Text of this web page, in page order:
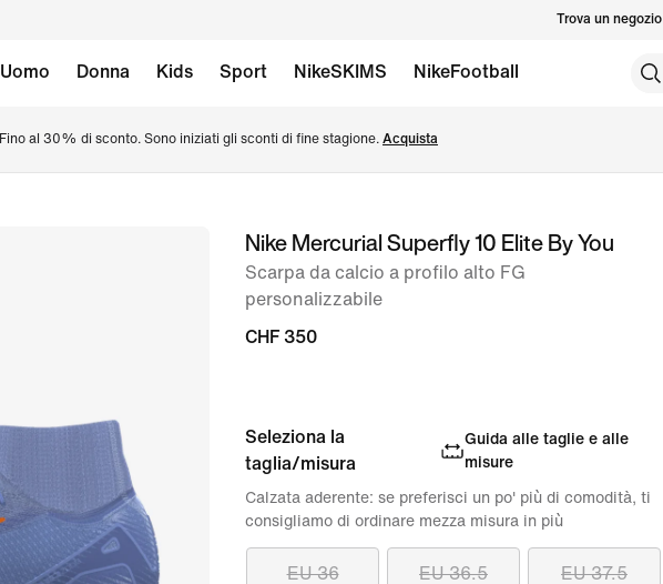
Trova un negozio
Uomo Donna Kids Sport NikeSKIMS NikeFootball
Fino al 30% di sconto. Sono iniziati gli sconti di fine stagione. Acquista
immagine
Nike Mercurial Superfly 10 Elite By You
Scarpa da calcio a profilo alto FG
personalizzabile
CHF 350
Seleziona la
taglia/misura
Guida alle taglie e alle
misure
EU 36 EU 36.5 EU 37.5
Calzata aderente: se preferisci un po' più di comodità, ti
consigliamo di ordinare mezza misura in più